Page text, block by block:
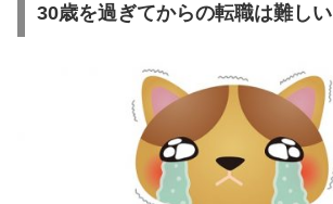
30歳を過ぎてからの転職は難しい